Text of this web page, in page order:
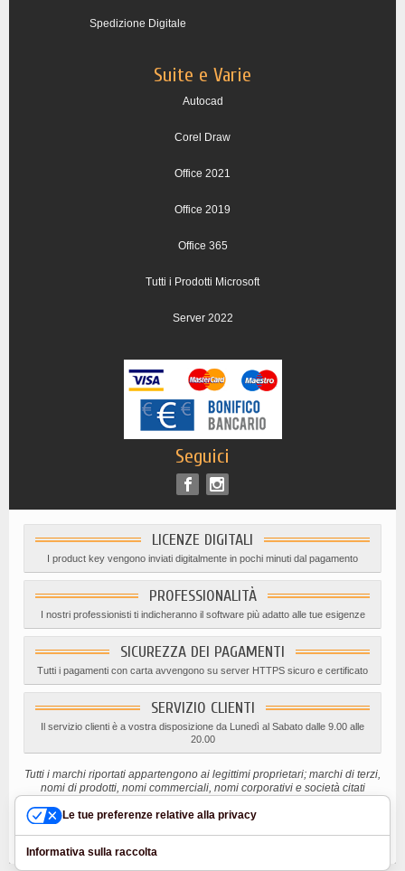
Spedizione Digitale
Suite e Varie
Autocad
Corel Draw
Office 2021
Office 2019
Office 365
Tutti i Prodotti Microsoft
Server 2022
Seguici
LICENZE DIGITALI
I product key vengono inviati digitalmente in pochi minuti dal pagamento
PROFESSIONALITÀ
I nostri professionisti ti indicheranno il software più adatto alle tue esigenze
SICUREZZA DEI PAGAMENTI
Tutti i pagamenti con carta avvengono su server HTTPS sicuro e certificato
SERVIZIO CLIENTI
Il servizio clienti è a vostra disposizione da Lunedì al Sabato dalle 9.00 alle
20.00
Tutti i marchi riportati appartengono ai legittimi proprietari; marchi di terzi,
nomi di prodotti, nomi commerciali, nomi corporativi e società citati
d’altre società e sono stati utilizzati a puro scopo esplicativo ed a
Le tue preferenze relative alla privacy
Informativa sulla raccolta